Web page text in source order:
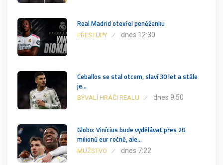
Real Madrid otevřel peněženku
PŘESTUPY dnes 12:30
Ceballos se stal otcem, slaví 30 let a stále
je…
BÝVALÍ HRÁČI REALU dnes 9:50
Globo: Vinícius bude vydělávat přes 20
milionů eur ročně, ale…
MUŽSTVO dnes 7:22